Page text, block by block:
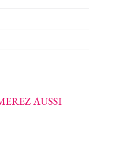
AUSSI